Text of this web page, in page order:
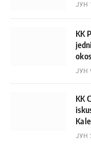
ЈУН
KK
ЈУН
KK
ЈУН